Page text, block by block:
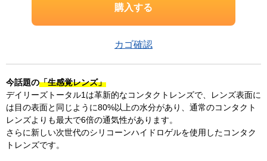
カゴ確認
今話題の「生感覚レンズ」
デイリーズトータル1は革新的なコンタクトレンズで、レンズ表面に
は目の表面と同じように80%以上の水分があり、通常のコンタクト
レンズよりも最大で6倍の通気性があります。
さらに新しい次世代のシリコーンハイドロゲルを使用したコンタク
トレンズです。